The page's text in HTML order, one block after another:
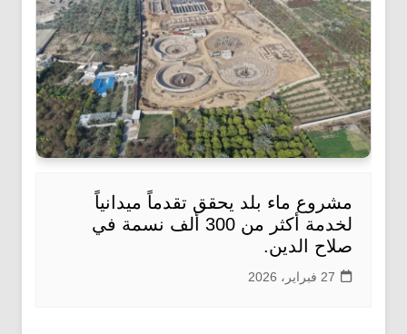
مشروع ماء بلد يحقق تقدماً ميدانياً
لخدمة أكثر من 300 ألف نسمة في
صلاح الدين.
27 فبراير، 2026